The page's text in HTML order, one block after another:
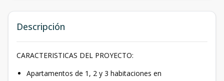
Descripción
CARACTERISTICAS DEL PROYECTO:
Apartamentos de 1, 2 y 3 habitaciones en